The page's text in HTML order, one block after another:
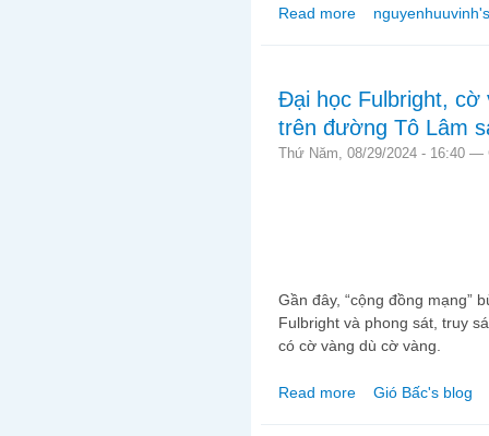
Read more about CỨ TƯỞNG
Đại học Fulbright, cờ
trên đường Tô Lâm
Thứ Năm, 08/29/2024 - 16:40 —
Gần đây, “cộng đồng mạng”
Fulbright và phong sát, truy
có cờ vàng dù cờ vàng.
Read more about Đại học
Gió Bấc's blog